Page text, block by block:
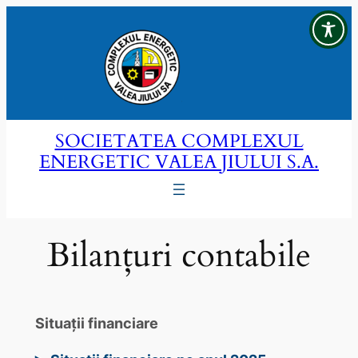
SOCIETATEA COMPLEXUL
ENERGETIC VALEA JIULUI S.A.
Bilanțuri contabile
Situaţii financiare